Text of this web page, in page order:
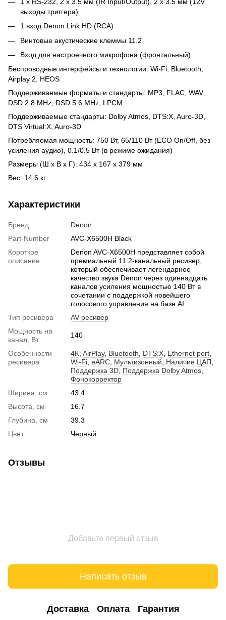
выходы триггера)
1 вход Denon Link HD (RCA)
Винтовые акустические клеммы 11.2
Вход для настроечного микрофона (фронтальный)
Беспроводные интерфейсы и технологии: Wi-Fi, Bluetooth,
Airplay 2, HEOS
Поддерживаемые форматы и стандарты: MP3, FLAC, WAV,
DSD 2.8 MHz, DSD 5.6 MHz, LPCM
Поддерживаемые стандарты: Dolby Atmos, DTS:X, Auro-3D,
DTS Virtual:X, Auro-3D
Потребляемая мощность: 750 Вт, 65/110 Вт (ECO On/Off, без
усиления аудио), 0.1/0.5 Вт (в режиме ожидания)
Размеры (Ш х В х Г): 434 х 167 х 379 мм
Вес: 14.6 кг
Характеристики
Бренд
Denon
Part-Number
AVC-X6500H Black
Короткое
описание
Denon AVC-X6500H представляет собой
премиальный 11.2-канальный ресивер,
который обеспечивает легендарное
качество звука Denon через одиннадцать
каналов усиления мощностью 140 Вт в
сочетании с поддержкой новейшего
голосового управления на базе AI.
Тип ресивера
AV ресивер
Мощность на
канал, Вт
140
Особенности
ресивера
4K, AirPlay, Bluetooth, DTS:X, Ethernet port,
Wi-Fi, eARC, Мультизонный, Наличие ЦАП,
Поддержка 3D, Поддержка Dolby Atmos,
Фонокорректор
Ширина, см
43.4
Высота, см
16.7
Глубина, см
39.3
Цвет
Черный
Отзывы
Добавьте первый отзыв
Написать отзыв
Доставка Оплата Гарантия